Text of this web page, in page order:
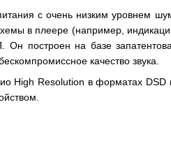
с очень низким уровнем
в плеере (например,
Он построен на базе
качество звука.
High Resolution в форматах